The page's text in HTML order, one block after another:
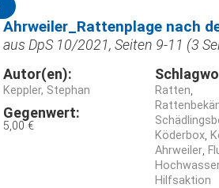
Ahrweiler_Rattenplage nach
aus DpS 10/2021, Seiten 9-11 (3
Autor(en):
Keppler, Stephan
Gegenwert:
5,00 €
Ratten
Köderbox
Ahrweiler
Hilfsaktion